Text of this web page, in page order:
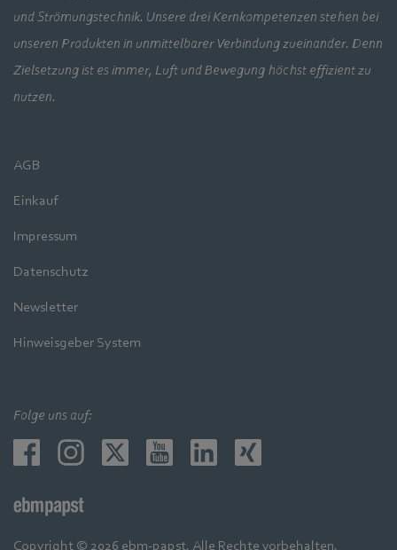
und Strömungstechnik. Unsere drei Kernkompetenzen stehen bei
unseren Produkten in unmittelbarer Verbindung zueinander. Denn
Zielsetzung ist es immer, Luft und Bewegung höchst effizient zu
nutzen.
AGB
Einkauf
Impressum
Datenschutz
Newsletter
Hinweisgeber System
Folge uns auf:
Copyright © 2026 ebm-papst. Alle Rechte vorbehalten.